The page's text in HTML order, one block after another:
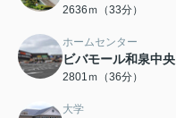
2636ｍ（33分）
ホームセンター
ビバモール和泉中央
2801ｍ（36分）
大学